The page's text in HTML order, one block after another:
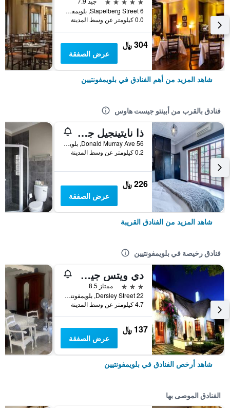
6 Stapelberg Street, بلويمفونتيين, محافظة فري ستايت, جنوب أفريقيا
0.0 كيلومتر عن وسط المدينة
304 ﷼
عرض الصفقة
شاهد المزيد من أهم الفنادق في بلويمفونتيين
فنادق بالقرب من أبينتو جيست هاوس
ذا نايتينجيل جيست هاوس
56 Donald Murray Ave, بلويمفونتيين, محافظة فري ستايت, جنوب أفريقيا
0.2 كيلومتر عن وسط المدينة
226 ﷼
عرض الصفقة
شاهد المزيد من الفنادق القريبة
فنادق رخيصة في بلويمفونتيين
دي ويتس جيست هاوس
3 نجوم
ممتاز 8.5
22 Dersley Street, بلويمفونتيين, محافظة فري ستايت, جنوب أفريقيا
4.7 كيلومتر عن وسط المدينة
137 ﷼
عرض الصفقة
شاهد أرخص الفنادق في بلويمفونتيين
الفنادق الموصى بها